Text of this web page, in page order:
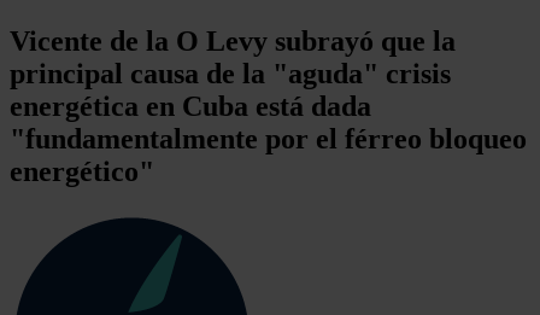
Vicente de la O Levy subrayó que la
principal causa de la "aguda" crisis
energética en Cuba está dada
"fundamentalmente por el férreo bloqueo
energético"